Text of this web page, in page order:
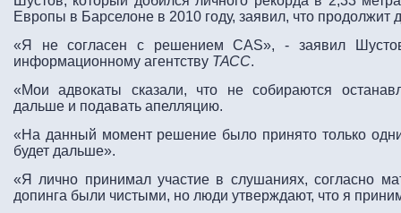
Европы в Барселоне в 2010 году, заявил, что продолжит
«Я не согласен с решением CAS», - заявил Шустов
информационному агентству ТАСС.
«Мои адвокаты сказали, что не собираются
дальше и подавать апелляцию.
«На данный момент решение было принято только
будет дальше».
«Я лично принимал участие в слушаниях, согласно
допинга были чистыми, но люди утверждают, что я